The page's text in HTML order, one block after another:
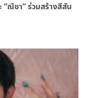
“ณิชา” ร่วมสร้างสีสัน